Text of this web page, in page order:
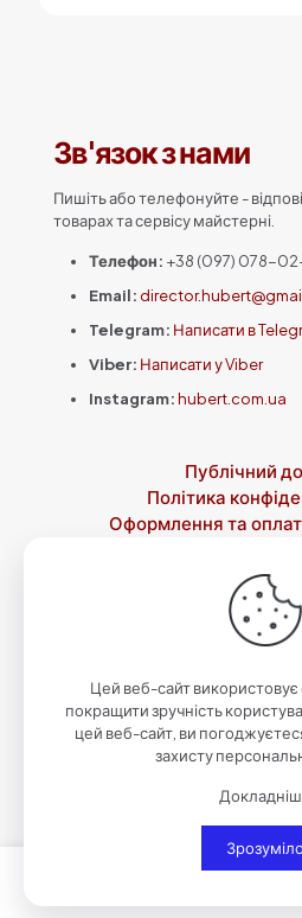
Зв'язок з нами
Пишіть або телефонуйте -
товарах та сервісу майстерні.
Телефон: +38 (097) 078-
Email:
Telegram: Написати в
Viber: Написати у Viber
Instagram:hubert.com.ua
Публічний
Політика
Оформлення та
Контакти
© 2023-2026 Зброярня святого
Цей веб-сайт
покращити зручність
цей веб-сайт, ви
захисту
Зрозуміло